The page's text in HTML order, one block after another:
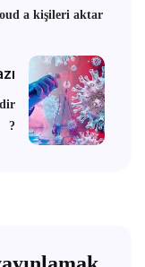
a kişileri aktar
?